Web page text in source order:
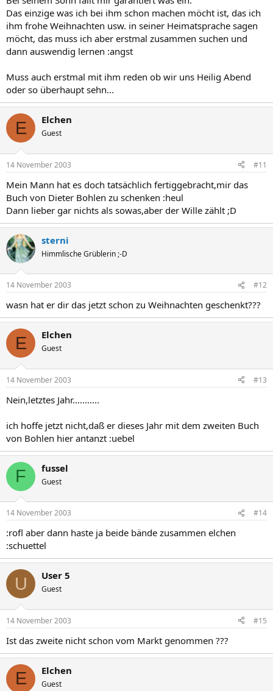
Das einzige was ich bei ihm schon machen möcht ist, das ich
ihm frohe Weihnachten usw. in seiner Heimatsprache sagen
möcht, das muss ich aber erstmal zusammen suchen und
dann auswendig lernen :angst
Muss auch erstmal mit ihm reden ob wir uns Heilig Abend
oder so überhaupt sehn...
E Elchen
Guest
14 November 2003 #11
Mein Mann hat es doch tatsächlich fertiggebracht,mir das
Buch von Dieter Bohlen zu schenken :heul
Dann lieber gar nichts als sowas,aber der Wille zählt ;D
sterni
Himmlische Grüblerin ;-D
14 November 2003 #12
wasn hat er dir das jetzt schon zu Weihnachten geschenkt???
E Elchen
Guest
14 November 2003 #13
Nein,letztes Jahr...........
ich hoffe jetzt nicht,daß er dieses Jahr mit dem zweiten Buch
von Bohlen hier antanzt :uebel
F fussel
Guest
14 November 2003 #14
:rofl aber dann haste ja beide bände zusammen elchen
:schuettel
U User 5
Guest
14 November 2003 #15
Ist das zweite nicht schon vom Markt genommen ???
E Elchen
Guest